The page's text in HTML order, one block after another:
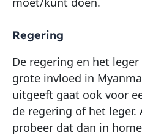
Regering
De regering en het
grote invloed in
uitgeeft gaat ook voor
de regering of het leger.
probeer dat dan in